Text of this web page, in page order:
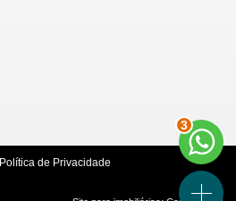
Política de Privacidade
3